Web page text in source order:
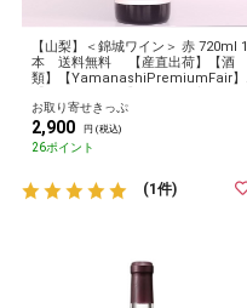
【山梨】＜錦城ワイン＞ 赤 720ml 1
本 送料無料 【産直出荷】【酒
類】【YamanashiPremiumFair】
メ 産地直送 産直
お取り寄せきっぷ
2,900 円 (税込)
26ポイント
(1件)